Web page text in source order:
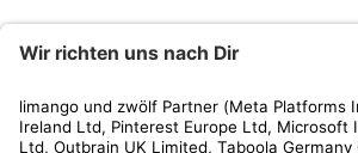
Kundenservice